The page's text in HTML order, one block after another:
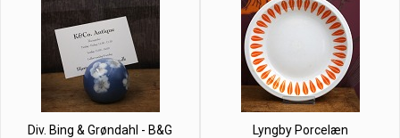
Div. Bing & Grøndahl - B&G Lyngby Porcelæn